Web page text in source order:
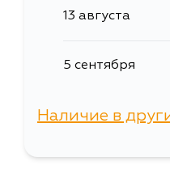
13 августа
5 сентября
Наличие в